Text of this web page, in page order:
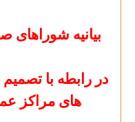
بیانیه
در رابطه با
های مراکز